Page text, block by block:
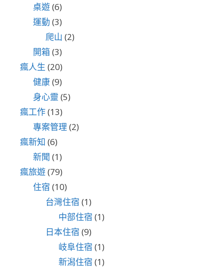
桌遊(6)
運動 (3)
爬山 (2)
開箱(3)
瘋人生 (20)
健康(9)
身心靈 (5)
瘋工作(13)
專案管理 (2)
瘋新知 (6)
新聞 (1)
瘋旅遊(79)
住宿 (10)
台灣住宿 (1)
中部住宿 (1)
日本住宿 (9)
岐阜住宿 (1)
新潟住宿 (1)